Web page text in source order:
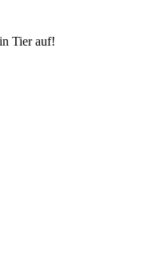
Tier auf!